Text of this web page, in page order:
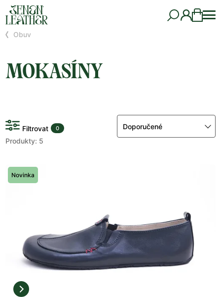
Obuv
MOKASÍNY
Filtrovat 0
Produkty: 5
Doporučené
Novinka